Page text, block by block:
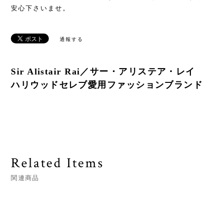
安心下さいませ。
通報する
Sir Alistair Rai／サー・アリステア・レイ
ハリウッドセレブ愛用ファッションブランド
Related Items
関連商品